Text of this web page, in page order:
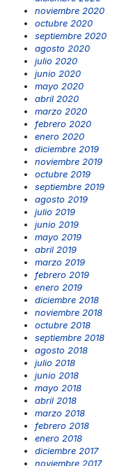
noviembre 2020
octubre 2020
septiembre 2020
agosto 2020
julio 2020
junio 2020
mayo 2020
abril 2020
marzo 2020
febrero 2020
enero 2020
diciembre 2019
noviembre 2019
octubre 2019
septiembre 2019
agosto 2019
julio 2019
junio 2019
mayo 2019
abril 2019
marzo 2019
febrero 2019
enero 2019
diciembre 2018
noviembre 2018
octubre 2018
septiembre 2018
agosto 2018
julio 2018
junio 2018
mayo 2018
abril 2018
marzo 2018
febrero 2018
enero 2018
diciembre 2017
noviembre 2017